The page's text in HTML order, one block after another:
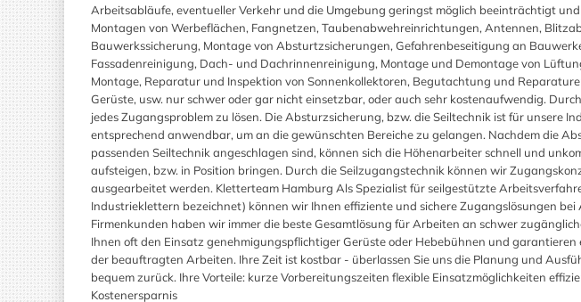
Arbeitsabläufe, eventueller Verkehr und die Umgebung geringst möglich beeinträchtigt
Montagen von Werbeflächen, Fangnetzen, Taubenabwehreinrichtungen, Antennen,
Bauwerkssicherung, Montage von Absturtzsicherungen, Gefahrenbeseitigung an
Fassadenreinigung, Dach- und Dachrinnenreinigung, Montage und Demontage von
Montage, Reparatur und Inspektion von Sonnenkollektoren, Begutachtung und
Gerüste, usw. nur schwer oder gar nicht einsetzbar, oder auch sehr kostenaufwendig.
jedes Zugangsproblem zu lösen. Die Absturzsicherung, bzw. die Seiltechnik ist für unsere
entsprechend anwendbar, um an die gewünschten Bereiche zu gelangen. Nachdem die
passenden Seiltechnik angeschlagen sind, können sich die Höhenarbeiter schnell und
aufsteigen, bzw. in Position bringen. Durch die Seilzugangstechnik können wir
ausgearbeitet werden. Kletterteam Hamburg Als Spezialist für seilgestützte
Industrieklettern bezeichnet) können wir Ihnen effiziente und sichere Zugangslösungen
Firmenkunden haben wir immer die beste Gesamtlösung für Arbeiten an schwer
Ihnen oft den Einsatz genehmigungspflichtiger Gerüste oder Hebebühnen und
der beauftragten Arbeiten. Ihre Zeit ist kostbar - überlassen Sie uns die Planung und
bequem zurück. Ihre Vorteile: kurze Vorbereitungszeiten flexible Einsatzmöglichkeiten
Kostenersparnis